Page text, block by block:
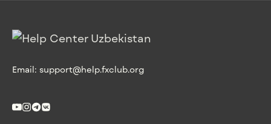
Email: support@help.fxclub.org